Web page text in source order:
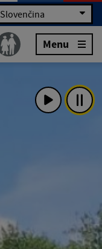
Slovenčina
Menu